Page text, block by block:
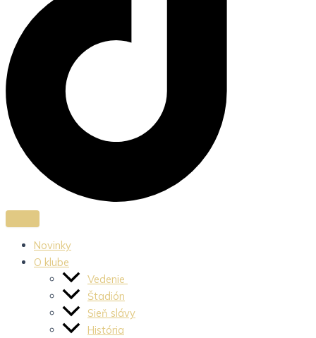
Novinky
O klube
Vedenie
Štadión
Sieň slávy
História